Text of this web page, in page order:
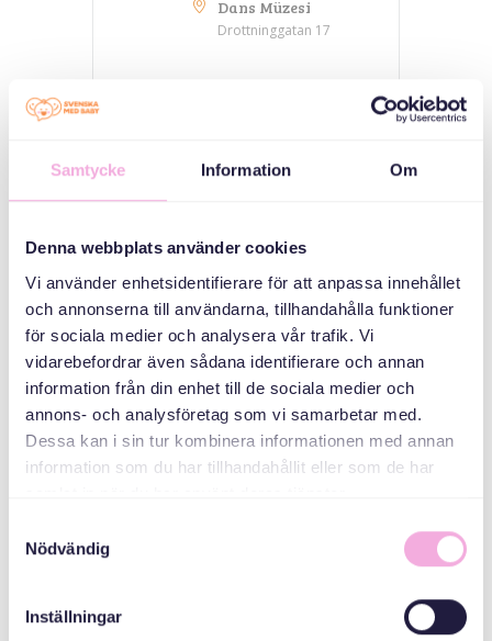
Samtycke Information Om
Denna webbplats använder cookies
Vi använder enhetsidentifierare för att anpassa innehållet
och annonserna till användarna, tillhandahålla funktioner
för sociala medier och analysera vår trafik. Vi
vidarebefordrar även sådana identifierare och annan
information från din enhet till de sociala medier och
annons- och analysföretag som vi samarbetar med.
Dessa kan i sin tur kombinera informationen med annan
information som du har tillhandahållit eller som de har
Nödvändig
Inställningar
Dans Müzesi
Drottninggatan 17
Üç kuşak
ORGANIZATÖR
Svenska med baby
bokningen@svenskamedbaby.se